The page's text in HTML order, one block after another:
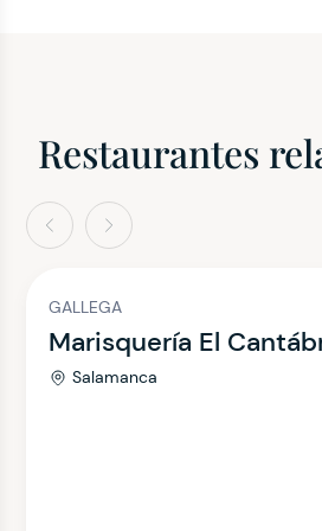
Restaurantes
Siguiente
GALLEGA
Marisquería El
Salamanca